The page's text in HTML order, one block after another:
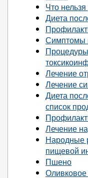
Что
Диета
Симптомы
Лечение
Лечение
Диета
список
Лечение
Народные
пищевой
Пшено